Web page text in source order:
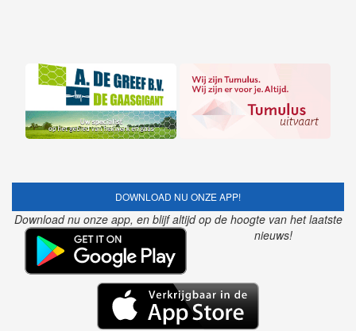
DOWNLOAD NU ONZE APP!
Download nu onze app, en blijf altijd op de hoogte van het laatste
nieuws!